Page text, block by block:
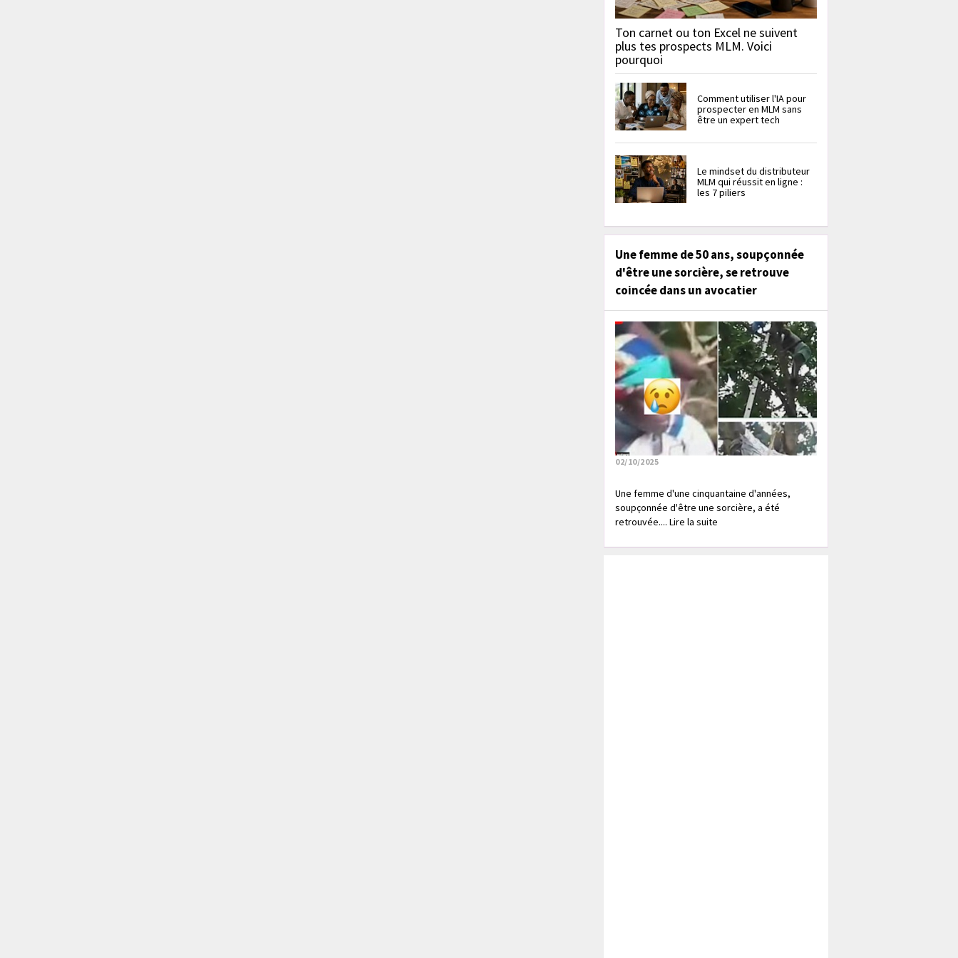
Ton carnet ou ton Excel ne suivent
plus tes prospects MLM. Voici
pourquoi
Comment utiliser l'IA pour
prospecter en MLM sans
être un expert tech
Le mindset du distributeur
MLM qui réussit en ligne :
les 7 piliers
Une femme de 50 ans, soupçonnée
d'être une sorcière, se retrouve
coincée dans un avocatier
02/10/2025
Une femme d'une cinquantaine d'années,
soupçonnée d'être une sorcière, a été
retrouvée.... Lire la suite